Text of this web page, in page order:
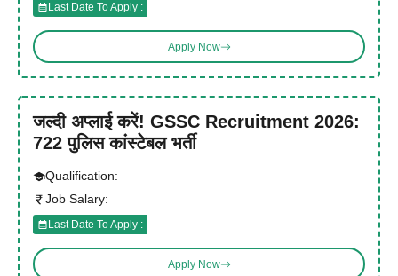
Last Date To Apply :
Apply Now
जल्दी अप्लाई करें! GSSC Recruitment 2026:
722 पुलिस कांस्टेबल भर्ती
Qualification:
Job Salary:
Last Date To Apply :
Apply Now